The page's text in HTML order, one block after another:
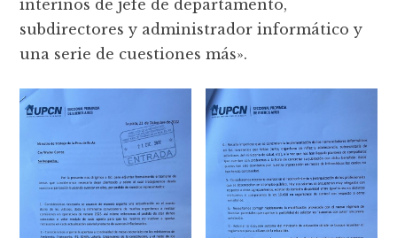
interinos de jefe de departamento,
subdirectores y administrador informático y
una serie de cuestiones más».